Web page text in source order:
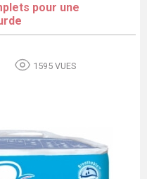
pour une
1595 VUES